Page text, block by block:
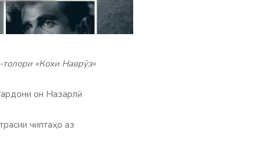
«Кохи Наврӯз»
он Назарлӣ
чиптаҳо аз